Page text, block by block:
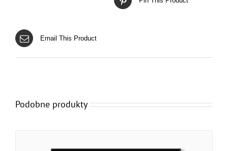
Email This Product
Podobne produkty